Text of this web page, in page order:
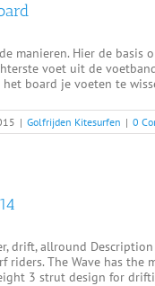
manieren. Hier de
voet uit de
board je voeten te
| Golfrijden Kitesurfen | 0
drift, allround
riders. The Wave has the
3 strut design for